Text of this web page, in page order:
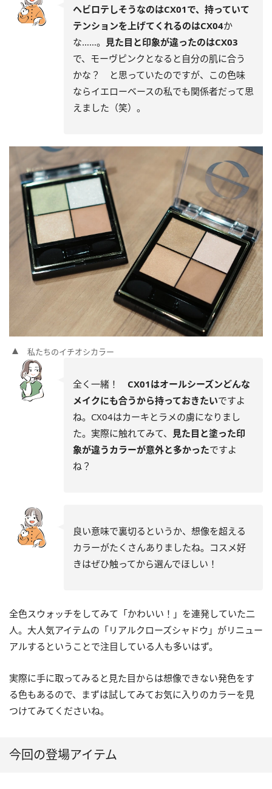
ヘビロテしそうなのはCX01で、持っていて
テンションを上げてくれるのはCX04か
な……。 見た目と印象が違ったのはCX03
で、モーヴピンクとなると自分の肌に合う
かな？ と思っていたのですが、この色味
ならイエローベースの私でも関係者だって思
えました（笑）。
私たちのイチオシカラー
全く一緒！ CX01はオールシーズンどんな
メイクにも合うから持っておきたいですよ
ね。CX04はカーキとラメの虜になりまし
た。実際に触れてみて、 見た目と塗った印
象が違うカラーが意外と多かったですよ
ね？
良い意味で裏切るというか、想像を超える
カラーがたくさんありましたね。コスメ好
きはぜひ触ってから選んでほしい！
全色スウォッチをしてみて「かわいい！」を連発していた二
人。大人気アイテムの「リアルクローズシャドウ」がリニュー
アルするということで注目している人も多いはず。
実際に手に取ってみると見た目からは想像できない発色をす
る色もあるので、まずは試してみてお気に入りのカラーを見
つけてみてくださいね。
今回の登場アイテム